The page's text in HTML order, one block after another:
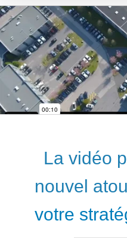
La vidéo
nouvel
votre